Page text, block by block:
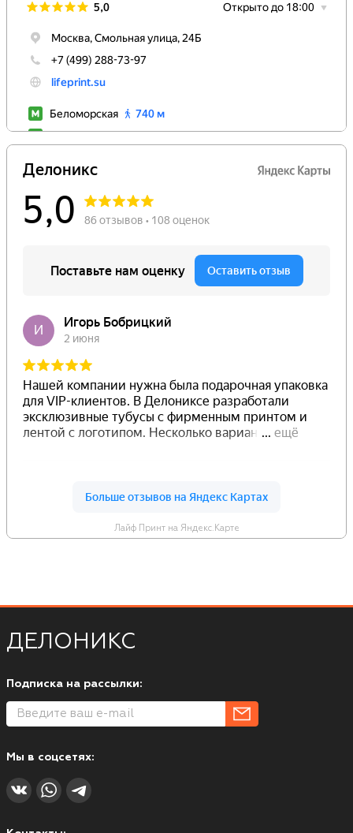
Лайф Принт на Яндекс.Карте
ДЕЛОНИКС
Подписка на рассылки:
Мы в соцсетях: